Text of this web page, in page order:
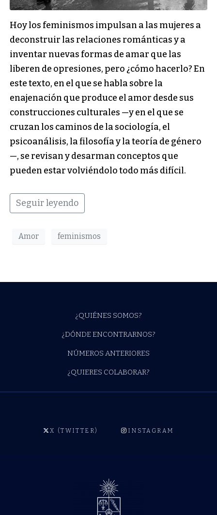
Hoy los feminismos impulsan a las mujeres a
deconstruir las relaciones románticas y a
inventar nuevas formas de amar que las
liberen de opresiones, pero ¿cómo hacerlo? En
este texto, en el que se habla sobre la
enajenación que produce el amor desde sus
construcciones culturales —y en el que se
cruzan los caminos de la sociología, el
psicoanálisis, la filosofía y la teoría de género
—, se revisan y desarman conceptos que
pueden estar volviéndolo todo más difícil.
Seguir leyendo
Amor feminismos
¿QUIÉNES SOMOS?
¿DÓNDE ENCONTRARNOS?
NÚMEROS ANTERIORES
¿QUIERES COLABORAR?
X (TWITTER) INSTAGRAM